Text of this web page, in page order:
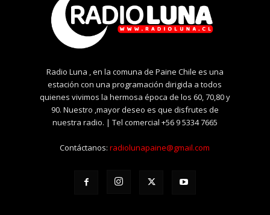
Radio Luna , en la comuna de Paine Chile es una
estación con una programación dirigida a todos
quienes vivimos la hermosa época de los 60, 70,80 y
90. Nuestro ,mayor deseo es que disfrutes de
nuestra radio. | Tel comercial +56 9 5334 7665
Contáctanos:radiolunapaine@gmail.com